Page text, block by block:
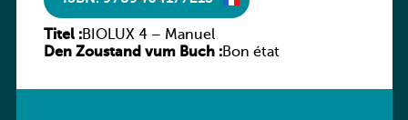
Titel :BIOLUX 4 – Manuel
Den Zoustand vum Buch :Bon état